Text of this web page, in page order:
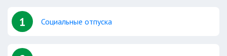
1 Социальные отпуска